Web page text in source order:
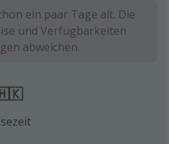
ein paar Tage alt. Die
und Verfügbarkeiten
abweichen.
🇭🇰